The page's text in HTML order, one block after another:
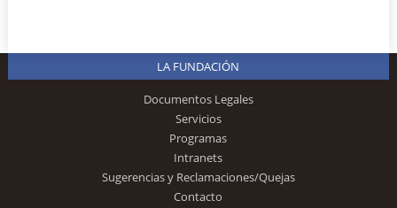
LA FUNDACIÓN
Documentos Legales
Servicios
Programas
Intranets
Sugerencias y Reclamaciones/Quejas
Contacto